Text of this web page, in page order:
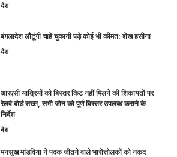
देश
बंगलादेश लौटूंगी चाहे चुकानी पड़े कोई भी कीमत: शेख हसीना
देश
आरएसी यात्रियों को बिस्तर किट नहीं मिलने की शिकायतों पर
रेलवे बोर्ड सख्त, सभी जोन को पूर्ण बिस्तर उपलब्ध कराने के
निर्देश
देश
मनसुख मांडविया ने पदक जीतने वाले भारोत्तोलकों को नकद